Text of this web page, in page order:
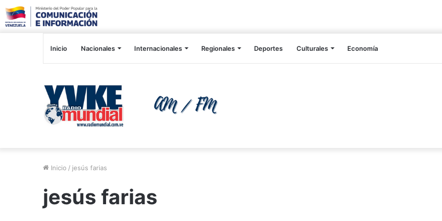
Inicio Nacionales Internacionales Regionales Deportes Culturales Economía
Inicio / jesús farias
jesús farias